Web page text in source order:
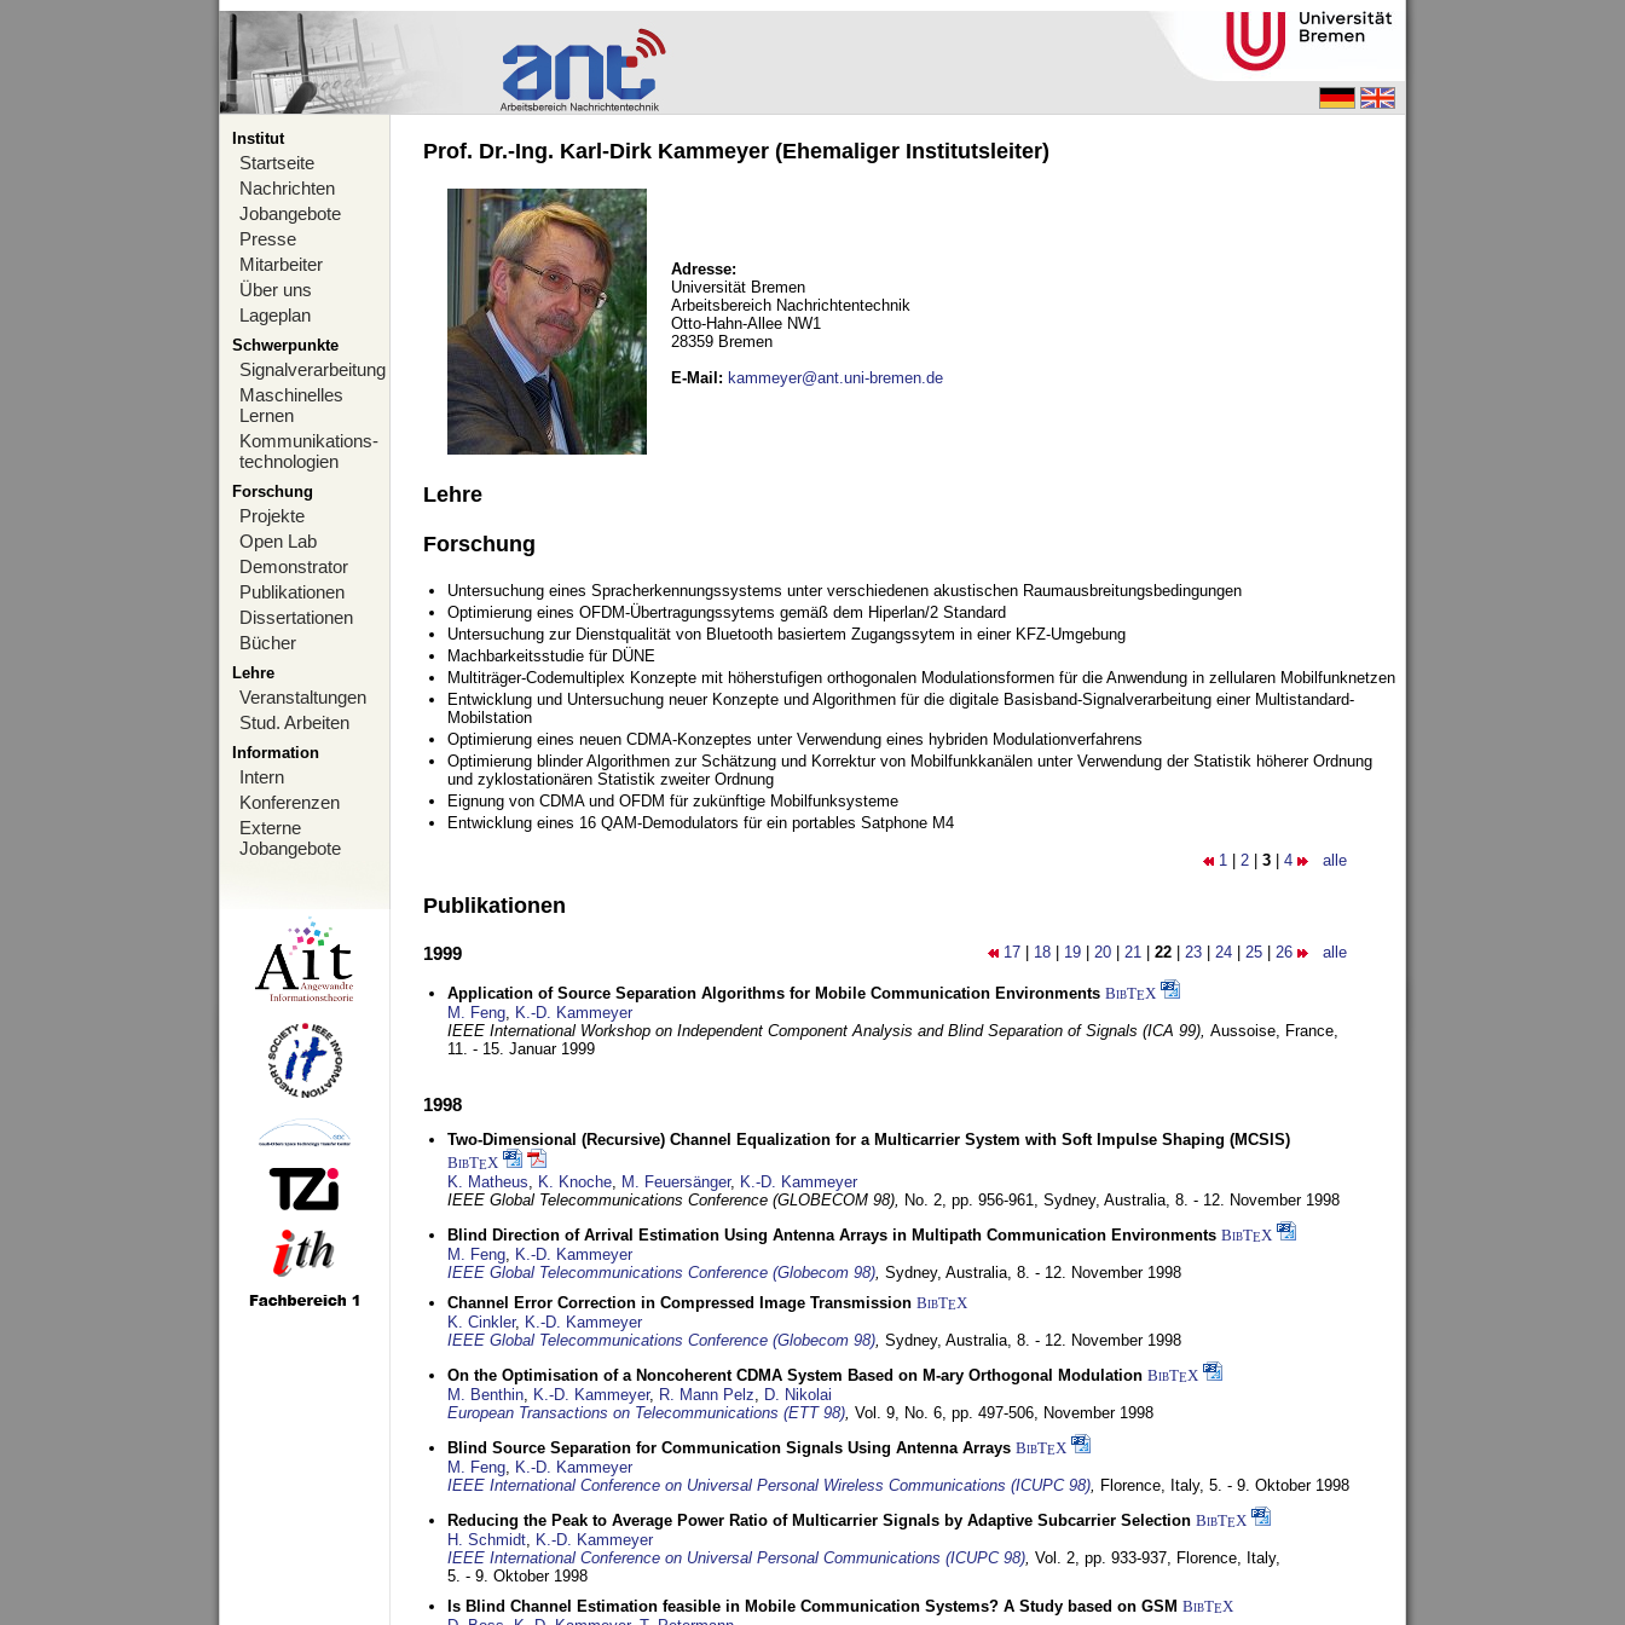
Institut
Startseite
Nachrichten
Jobangebote
Presse
Mitarbeiter
Über uns
Lageplan
Schwerpunkte
Signalverarbeitung
Maschinelles
Lernen
Kommunikations-
technologien
Forschung
Projekte
Open Lab
Demonstrator
Publikationen
Dissertationen
Bücher
Lehre
Veranstaltungen
Stud. Arbeiten
Information
Intern
Konferenzen
Externe
Jobangebote
Prof. Dr.-Ing. Karl-Dirk Kammeyer (Ehemaliger Institutsleiter)
Adresse:
Universität Bremen
Arbeitsbereich Nachrichtentechnik
Otto-Hahn-Allee NW1
28359 Bremen
E-Mail : kammeyer@ant.uni-bremen.de
Lehre
Forschung
Untersuchung eines Spracherkennungssystems unter verschiedenen akustischen Raumausbreitungsbedingungen
Optimierung eines OFDM-Übertragungssytems gemäß dem Hiperlan/2 Standard
Untersuchung zur Dienstqualität von Bluetooth basiertem Zugangssytem in einer KFZ-Umgebung
Machbarkeitsstudie für DÜNE
Multiträger-Codemultiplex Konzepte mit höherstufigen orthogonalen Modulationsformen für die Anwendung in zellularen Mobilfunknetzen
Entwicklung und Untersuchung neuer Konzepte und Algorithmen für die digitale Basisband-Signalverarbeitung einer Multistandard-
Mobilstation
Optimierung eines neuen CDMA-Konzeptes unter Verwendung eines hybriden Modulationverfahrens
Optimierung blinder Algorithmen zur Schätzung und Korrektur von Mobilfunkkanälen unter Verwendung der Statistik höherer Ordnung
und zyklostationären Statistik zweiter Ordnung
Eignung von CDMA und OFDM für zukünftige Mobilfunksysteme
Entwicklung eines 16 QAM-Demodulators für ein portables Satphone M4
1 2 3 4 alle
Publikationen
17 18 19 20 21 22 23 24 25 26 alle
1999
Application of Source Separation Algorithms for Mobile Communication Environments BibTEX
M. Feng, K.-D. Kammeyer
IEEE International Workshop on Independent Component Analysis and Blind Separation of Signals (ICA 99), Aussoise, France,
11. - 15. Januar 1999
1998
Two-Dimensional (Recursive) Channel Equalization for a Multicarrier System with Soft Impulse Shaping (MCSIS)
BibTEX
K. Matheus, K. Knoche, M. Feuersänger, K.-D. Kammeyer
IEEE Global Telecommunications Conference (GLOBECOM 98), No. 2, pp. 956-961, Sydney, Australia, 8. - 12. November 1998
Blind Direction of Arrival Estimation Using Antenna Arrays in Multipath Communication Environments BibTEX
M. Feng, K.-D. Kammeyer
IEEE Global Telecommunications Conference (Globecom 98), Sydney, Australia, 8. - 12. November 1998
Channel Error Correction in Compressed Image Transmission BibTEX
K. Cinkler, K.-D. Kammeyer
IEEE Global Telecommunications Conference (Globecom 98), Sydney, Australia, 8. - 12. November 1998
On the Optimisation of a Noncoherent CDMA System Based on M-ary Orthogonal Modulation BibTEX
M. Benthin, K.-D. Kammeyer, R. Mann Pelz, D. Nikolai
European Transactions on Telecommunications (ETT 98), Vol. 9, No. 6, pp. 497-506, November 1998
Blind Source Separation for Communication Signals Using Antenna Arrays BibTEX
M. Feng, K.-D. Kammeyer
IEEE International Conference on Universal Personal Wireless Communications (ICUPC 98), Florence, Italy, 5. - 9. Oktober 1998
Reducing the Peak to Average Power Ratio of Multicarrier Signals by Adaptive Subcarrier Selection BibTEX
H. Schmidt, K.-D. Kammeyer
IEEE International Conference on Universal Personal Communications (ICUPC 98), Vol. 2, pp. 933-937, Florence, Italy,
5. - 9. Oktober 1998
Is Blind Channel Estimation feasible in Mobile Communication Systems? A Study based on GSM BibTEX